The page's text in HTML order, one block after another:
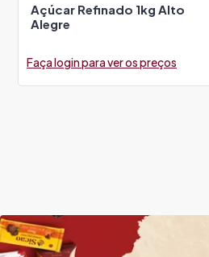
Açúcar Refinado 1kg Alto
Alegre
Faça login para ver os preços